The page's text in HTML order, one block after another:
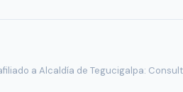
a Alcaldía de Tegucigalpa: